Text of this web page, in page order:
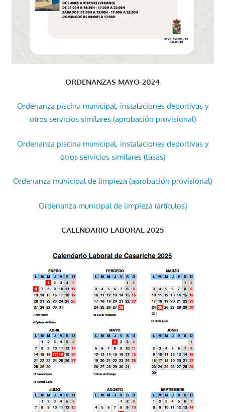
ORDENANZAS MAYO-2024
Ordenanza piscina municipal, instalaciones deportivas y
otros servicios similares (aprobación provisional)
Ordenanza piscina municipal, instalaciones deportivas y
otros servicios similares (tasas)
Ordenanza municipal de limpieza (aprobación provisional)
Ordenanza municipal de limpieza (artículos)
CALENDARIO LABORAL 2025